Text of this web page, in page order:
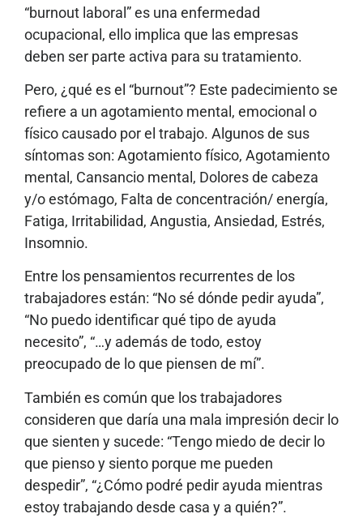
“burnout laboral” es una enfermedad
ocupacional, ello implica que las empresas
deben ser parte activa para su tratamiento.
Pero, ¿qué es el “burnout”? Este padecimiento se
refiere a un agotamiento mental, emocional o
físico causado por el trabajo. Algunos de sus
síntomas son: Agotamiento físico, Agotamiento
mental, Cansancio mental, Dolores de cabeza
y/o estómago, Falta de concentración/ energía,
Fatiga, Irritabilidad, Angustia, Ansiedad, Estrés,
Insomnio.
Entre los pensamientos recurrentes de los
trabajadores están: “No sé dónde pedir ayuda”,
“No puedo identificar qué tipo de ayuda
necesito”, “…y además de todo, estoy
preocupado de lo que piensen de mí”.
También es común que los trabajadores
consideren que daría una mala impresión decir lo
que sienten y sucede: “Tengo miedo de decir lo
que pienso y siento porque me pueden
despedir”, “¿Cómo podré pedir ayuda mientras
estoy trabajando desde casa y a quién?”.